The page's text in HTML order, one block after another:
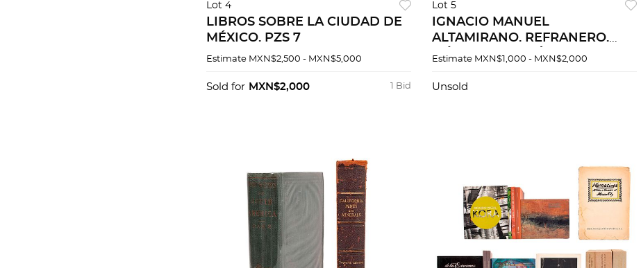
Lot 4
LIBROS SOBRE LA CIUDAD DE
MÉXICO. PZS 7
Estimate MXN$2,500 - MXN$5,000
1 Bid
Sold for MXN$2,000
Lot 5
IGNACIO MANUEL
ALTAMIRANO. REFRANERO.
MÉXICO: LIBRERÍA DE MANUEL
facsimilar de 500 ejemplares
Estimate MXN$1,000 - MXN$2,000
Unsold